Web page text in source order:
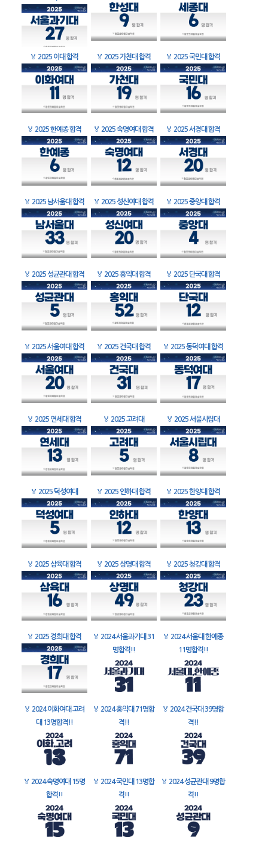
🏅 2025 이대 합격 🏅 2025 가천대 합격 🏅 2025 국민대 합격
🏅 2025 한예종 합격 🏅 2025 숙명여대 합격 🏅 2025 서경대 합격
🏅 2025 남서울대 합격 🏅 2025 성신여대 합격 🏅 2025 중앙대 합격
🏅 2025 성균관대 합격 🏅 2025 홍익대 합격 🏅 2025 단국대 합격
🏅 2025 서울여대 합격 🏅 2025 건국대 합격 🏅 2025 동덕여대 합격
🏅 2025 연세대 합격 🏅 2025 고려대 🏅 2025 서울시립대
🏅 2025 덕성여대 🏅 2025 인하대 합격 🏅 2025 한양대 합격
🏅 2025 삼육대 합격 🏅 2025 상명대 합격 🏅 2025 청강대 합격
🏅 2025 경희대 합격 🏅 2024 서울과기대 31
명합격!!
🏅 2024 서울대 한예종
11명합격!!
🏅 2024 이화여대 고려
대 13명합격!!
🏅 2024 홍익대 71명합
격!!
🏅 2024 건국대 39명합
격!!
🏅 2024 숙명여대 15명
합격!!
🏅 2024 국민대 13명합
격!!
🏅 2024 성균관대 9명합
격!!